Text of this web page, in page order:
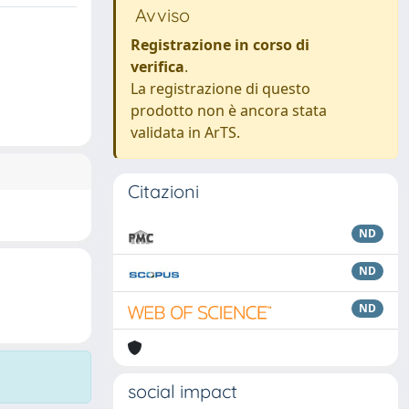
Avviso
Registrazione in corso di
verifica.
La registrazione di questo
prodotto non è ancora stata
validata in ArTS.
Citazioni
ND
ND
ND
social impact